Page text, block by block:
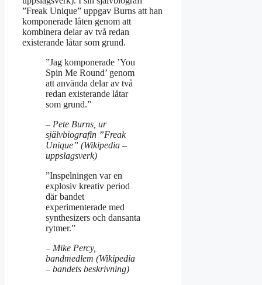
”Freak Unique” uppgav Burns att han
komponerade låten genom att
kombinera delar av två redan
existerande låtar som grund.
”Jag komponerade ’You
Spin Me Round’ genom
att använda delar av två
redan existerande låtar
som grund.”
– Pete Burns, ur
självbiografin ”Freak
Unique” (Wikipedia –
uppslagsverk)
”Inspelningen var en
explosiv kreativ period
där bandet
experimenterade med
synthesizers och dansanta
rytmer.”
– Mike Percy,
bandmedlem (Wikipedia
– bandets beskrivning)